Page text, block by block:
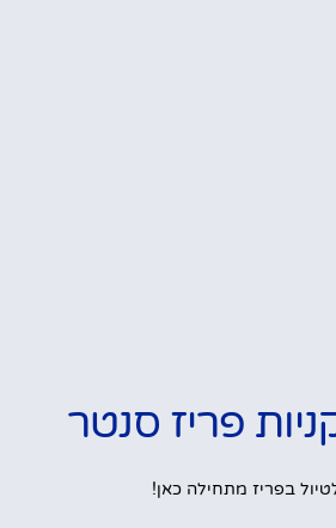
פריז סנטר
בפריז מתחילה כאן!